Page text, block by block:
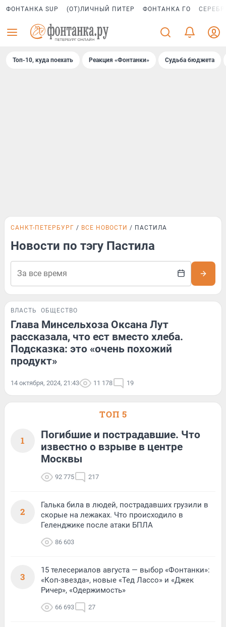
ФОНТАНКА SUP (ОТ)ЛИЧНЫЙ ПИТЕР ФОНТАНКА ГО
Топ-10, куда поехать Реакция «Фонтанки» Судьба бюджета
САНКТ-ПЕТЕРБУРГ ВСЕ НОВОСТИ ПАСТИЛА
Новости по тэгу Пастила
ВЛАСТЬ ОБЩЕСТВО
Глава Минсельхоза Оксана Лут
рассказала, что ест вместо хлеба.
Подсказка: это «очень похожий
продукт»
14 октября, 2024, 21:43 11 178 19
ТОП 5
1
Погибшие и пострадавшие. Что
известно о взрыве в центре
Москвы
92 775 217
2
Галька била в людей, пострадавших грузили в
скорые на лежаках. Что происходило в
Геленджике после атаки БПЛА
86 603
3
15 телесериалов августа — выбор «Фонтанки»:
«Коп-звезда», новые «Тед Лассо» и «Джек
Ричер», «Одержимость»
66 693 27